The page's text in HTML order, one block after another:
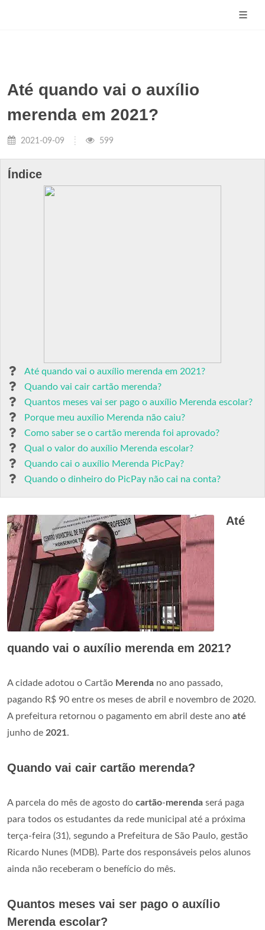
Até quando vai o auxílio
merenda em 2021?
2021-09-09 599
Índice
Até quando vai o auxílio merenda em 2021?
Quando vai cair cartão merenda?
Quantos meses vai ser pago o auxílio Merenda escolar?
Porque meu auxílio Merenda não caiu?
Como saber se o cartão merenda foi aprovado?
Qual o valor do auxílio Merenda escolar?
Quando cai o auxílio Merenda PicPay?
Quando o dinheiro do PicPay não cai na conta?
Até
quando vai o auxílio merenda em 2021?
A cidade adotou o Cartão Merenda no ano passado,
pagando R$ 90 entre os meses de abril e novembro de 2020.
A prefeitura retornou o pagamento em abril deste ano até
junho de 2021.
Quando vai cair cartão merenda?
A parcela do mês de agosto do cartão-merenda será paga
para todos os estudantes da rede municipal até a próxima
terça-feira (31), segundo a Prefeitura de São Paulo, gestão
Ricardo Nunes (MDB). Parte dos responsáveis pelos alunos
ainda não receberam o benefício do mês.
Quantos meses vai ser pago o auxílio
Merenda escolar?